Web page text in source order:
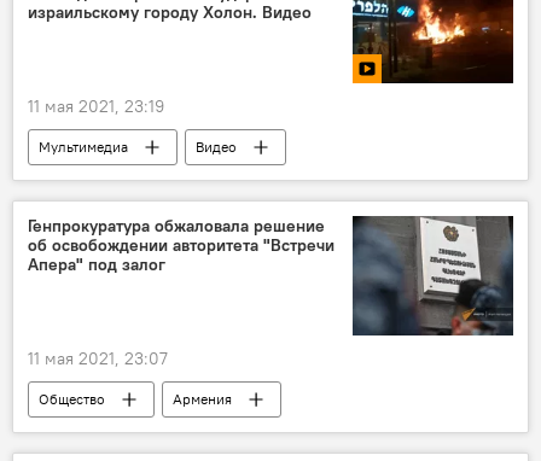
израильскому городу Холон. Видео
11 мая 2021, 23:19
Мультимедиа Видео
Генпрокуратура обжаловала решение
об освобождении авторитета "Встречи
Апера" под залог
11 мая 2021, 23:07
Общество
Армения
Генпрокуратура
авторитет